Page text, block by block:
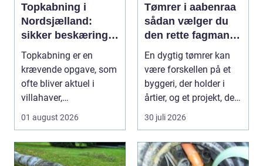
Topkabning i
Nordsjælland:
sikker beskæring
af store træer
Topkabning er en
krævende opgave, som
ofte bliver aktuel i
villahaver,
01 august 2026
Tømrer i aabenraa
sådan vælger du
den rette fagmand
til dit projekt
En dygtig tømrer kan
være forskellen på et
byggeri, der holder i
årtier, og et projekt, der
hurtigt ...
30 juli 2026